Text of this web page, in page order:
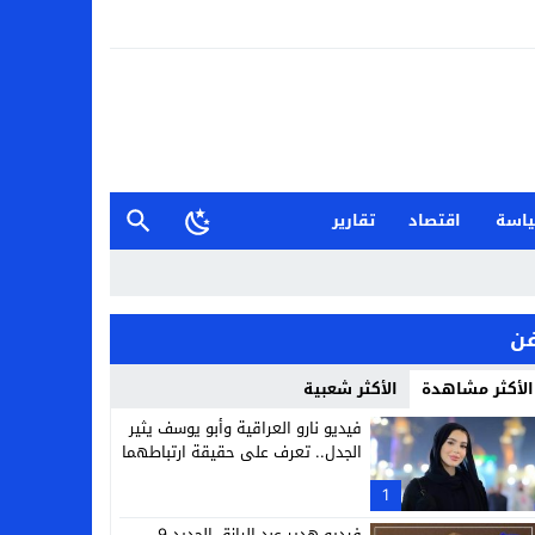
اقتصاد
تقارير
الأكثر مشاهدة الأكثر شعبية
1
فيديو نارو العراقية وأبو يوسف يثير
الجدل.. تعرف على حقيقة ارتباطهما